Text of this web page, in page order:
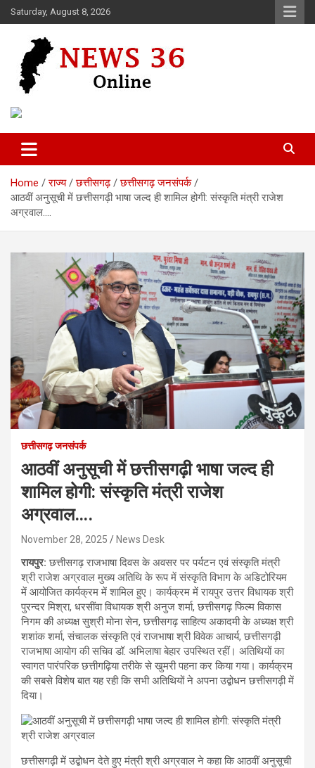
Skip
to
Saturday, August 8, 2026
News 36
Home राज्य छत्तीसगढ़
छत्तीसगढ़ जनसंपर्क
आठवीं अनुसूची में छत्तीसगढ़ी भाषा जल्द ही शामिल होगी: संस्कृति मंत्री राजेश
अग्रवाल….
छत्तीसगढ़ जनसंपर्क
आठवीं अनुसूची में छत्तीसगढ़ी भाषा जल्द ही
शामिल होगी: संस्कृति मंत्री राजेश
अग्रवाल….
November 28, 2025 News Desk
रायपुर:छत्तीसगढ़ राजभाषा दिवस के अवसर पर पर्यटन एवं संस्कृति मंत्री
श्री राजेश अग्रवाल मुख्य अतिथि के रूप में संस्कृति विभाग के अडिटोरियम
में आयोजित कार्यक्रम में शामिल हुए। कार्यक्रम में रायपुर उत्तर विधायक श्री
पुरन्दर मिश्रा, धरसींवा विधायक श्री अनुज शर्मा, छत्तीसगढ़ फिल्म विकास
निगम की अध्यक्ष सुश्री मोना सेन, छत्तीसगढ़ साहित्य अकादमी के अध्यक्ष श्री
शशांक शर्मा, संचालक संस्कृति एवं राजभाषा श्री विवेक आचार्य, छत्तीसगढ़ी
राजभाषा आयोग की सचिव डॉ. अभिलाषा बेहार उपस्थित रहीं। अतिथियों का
स्वागत पारंपरिक छत्तीगढ़िया तरीके से खुमरी पहना कर किया गया। कार्यक्रम
की सबसे विशेष बात यह रही कि सभी अतिथियों ने अपना उद्बोधन छत्तीसगढ़ी में
दिया।
छत्तीसगढ़ी में उद्बोधन देते हुए मंत्री श्री अग्रवाल ने कहा कि आठवीं अनुसूची